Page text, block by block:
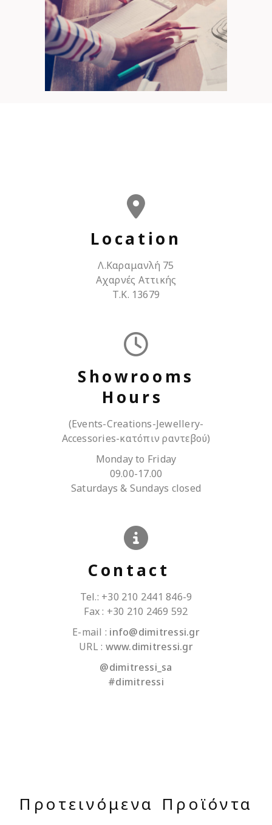
Location
Λ.Καραμανλή 75
Αχαρνές Αττικής
Τ.Κ. 13679
Showrooms
Hours
(Events-Creations-Jewellery-
Accessories-κατόπιν ραντεβού)
Monday to Friday
09.00-17.00
Saturdays & Sundays closed
Contact
Tel.: +30 210 2441 846-9
Fax : +30 210 2469 592
E-mail : info@dimitressi.gr
URL : www.dimitressi.gr
@dimitressi_sa
#dimitressi
Προτεινόμενα Προϊόντα